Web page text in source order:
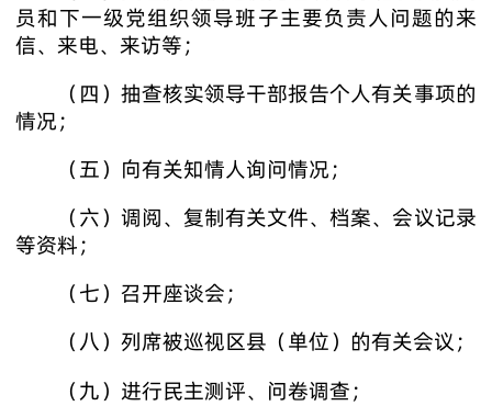
员和下一级党组织领导班子主要负责人问题的来
信、来电、来访等；
（四）抽查核实领导干部报告个人有关事项的
情况；
（五）向有关知情人询问情况；
（六）调阅、复制有关文件、档案、会议记录
等资料；
（七）召开座谈会；
（八）列席被巡视区县（单位）的有关会议；
（九）进行民主测评、问卷调查；